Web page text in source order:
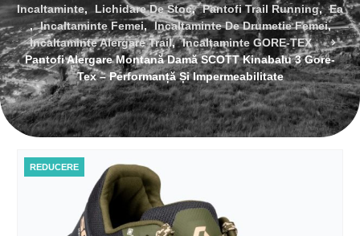
Incaltaminte, Lichidare De Stoc, Pantofi Trail Running, Ea
, Incaltaminte Femei, Incaltaminte De Drumetie Femei,
Incaltaminte Alergare Trail, Incaltaminte GORE-TEX
Pantofi Alergare Montană Damă SCOTT Kinabalu 3 Gore-
Tex – Performanță Și Impermeabilitate
REDUCERE